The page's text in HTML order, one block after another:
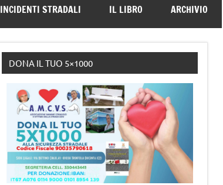
INCIDENTI STRADALI IL LIBRO ARCHIVIO
DONA IL TUO 5×1000